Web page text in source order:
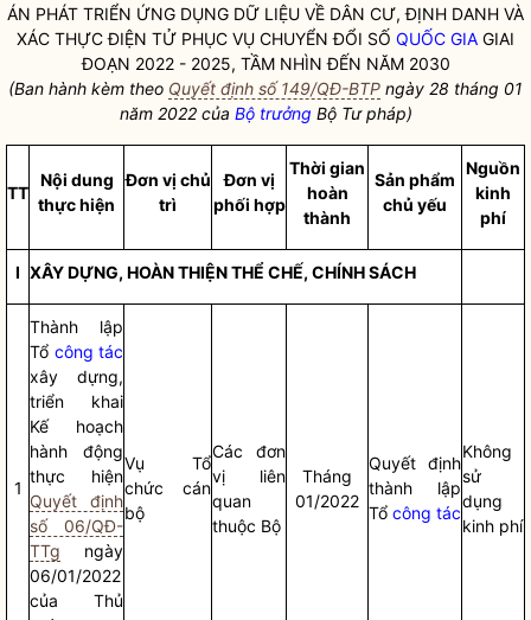
ÁN PHÁT TRIỂN ỨNG DỤNG DỮ LIỆU VỀ DÂN CƯ, ĐỊNH DANH VÀ
XÁC THỰC ĐIỆN TỬ PHỤC VỤ CHUYỂN ĐỔI SỐ QUỐC GIA GIAI
ĐOẠN 2022 - 2025, TẦM NHÌN ĐẾN NĂM 2030
(Ban hành kèm theo Quyết định số 149/QĐ-BTP ngày 28 tháng 01
năm 2022 của Bộ trưởng Bộ Tư pháp)
TT
Nội dung
thực hiện
Đơn vị chủ
trì
Đơn vị
phối hợp
Thời gian
hoàn
thành
Sản phẩm
chủ yếu
Nguồn
kinh
phí
I XÂY DỰNG, HOÀN THIỆN THỂ CHẾ, CHÍNH SÁCH
1
Thành lập
Tổ công tác
xây dựng,
triển khai
Kế hoạch
hành động
thực hiện
Quyết định
số 06/QĐ-
TTg ngày
06/01/2022
của Thủ
Vụ Tổ
chức cán
bộ
Các đơn
vị liên
quan
thuộc Bộ
Tháng
01/2022
Quyết định
thành lập
Tổ công tác
Không
sử
dụng
kinh phí